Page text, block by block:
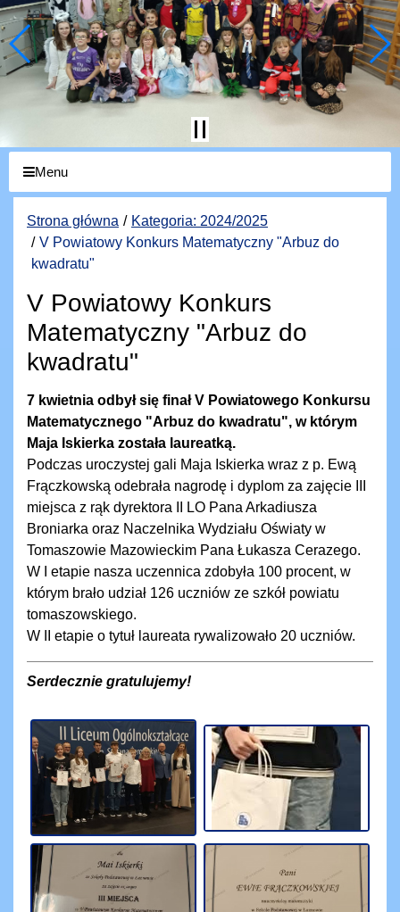
Menu
Strona główna
Kategoria: 2024/2025
V Powiatowy Konkurs Matematyczny "Arbuz do
kwadratu"
V Powiatowy Konkurs
Matematyczny "Arbuz do
kwadratu"
7 kwietnia odbył się finał V Powiatowego Konkursu
Matematycznego "Arbuz do kwadratu", w którym
Maja Iskierka została laureatką.
Podczas uroczystej gali Maja Iskierka wraz z p. Ewą
Frączkowską odebrała nagrodę i dyplom za zajęcie III
miejsca z rąk dyrektora II LO Pana Arkadiusza
Broniarka oraz Naczelnika Wydziału Oświaty w
Tomaszowie Mazowieckim Pana Łukasza Cerazego.
W I etapie nasza uczennica zdobyła 100 procent, w
którym brało udział 126 uczniów ze szkół powiatu
tomaszowskiego.
W II etapie o tytuł laureata rywalizowało 20 uczniów.
Serdecznie gratulujemy!